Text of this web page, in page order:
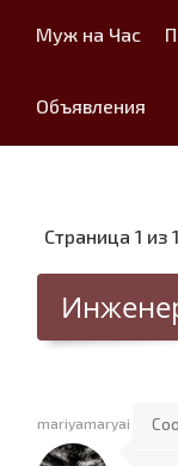
Муж на Час
Объявления
Страница 1 из 1
mariyamaryai